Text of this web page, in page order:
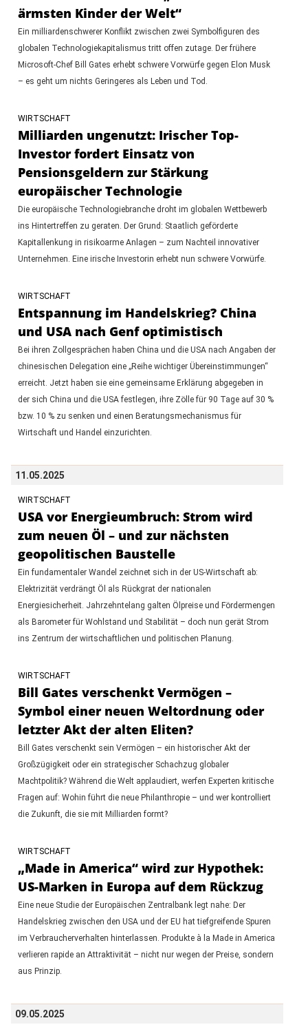
ärmsten Kinder der Welt“
Ein milliardenschwerer Konflikt zwischen zwei Symbolfiguren des
globalen Technologiekapitalismus tritt offen zutage. Der frühere
Microsoft-Chef Bill Gates erhebt schwere Vorwürfe gegen Elon Musk
– es geht um nichts Geringeres als Leben und Tod.
WIRTSCHAFT
Milliarden ungenutzt: Irischer Top-
Investor fordert Einsatz von
Pensionsgeldern zur Stärkung
europäischer Technologie
Die europäische Technologiebranche droht im globalen Wettbewerb
ins Hintertreffen zu geraten. Der Grund: Staatlich geförderte
Kapitallenkung in risikoarme Anlagen – zum Nachteil innovativer
Unternehmen. Eine irische Investorin erhebt nun schwere Vorwürfe.
WIRTSCHAFT
Entspannung im Handelskrieg? China
und USA nach Genf optimistisch
Bei ihren Zollgesprächen haben China und die USA nach Angaben der
chinesischen Delegation eine „Reihe wichtiger Übereinstimmungen“
erreicht. Jetzt haben sie eine gemeinsame Erklärung abgegeben in
der sich China und die USA festlegen, ihre Zölle für 90 Tage auf 30 %
bzw. 10 % zu senken und einen Beratungsmechanismus für
Wirtschaft und Handel einzurichten.
11.05.2025
WIRTSCHAFT
USA vor Energieumbruch: Strom wird
zum neuen Öl – und zur nächsten
geopolitischen Baustelle
Ein fundamentaler Wandel zeichnet sich in der US-Wirtschaft ab:
Elektrizität verdrängt Öl als Rückgrat der nationalen
Energiesicherheit. Jahrzehntelang galten Ölpreise und Fördermengen
als Barometer für Wohlstand und Stabilität – doch nun gerät Strom
ins Zentrum der wirtschaftlichen und politischen Planung.
WIRTSCHAFT
Bill Gates verschenkt Vermögen –
Symbol einer neuen Weltordnung oder
letzter Akt der alten Eliten?
Bill Gates verschenkt sein Vermögen – ein historischer Akt der
Großzügigkeit oder ein strategischer Schachzug globaler
Machtpolitik? Während die Welt applaudiert, werfen Experten kritische
Fragen auf: Wohin führt die neue Philanthropie – und wer kontrolliert
die Zukunft, die sie mit Milliarden formt?
WIRTSCHAFT
„Made in America“ wird zur Hypothek:
US-Marken in Europa auf dem Rückzug
Eine neue Studie der Europäischen Zentralbank legt nahe: Der
Handelskrieg zwischen den USA und der EU hat tiefgreifende Spuren
im Verbraucherverhalten hinterlassen. Produkte à la Made in America
verlieren rapide an Attraktivität – nicht nur wegen der Preise, sondern
aus Prinzip.
09.05.2025